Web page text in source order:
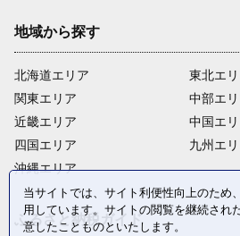
地域から探す
北海道エリア
関東エリア
近畿エリア
四国エリア
沖縄エリア
東北エ
中部エ
中国エ
九州エ
ふるさと納税ガイド
当サイトでは、サイト利便性向上のため
用しています。サイトの閲覧を継続され
意したことものといたします。